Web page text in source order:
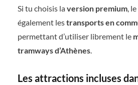
Si tu choisis laversion premium,
également lestransports en
permettant d’utiliser librement le
tramways d’Athènes.
Les attractions incluses